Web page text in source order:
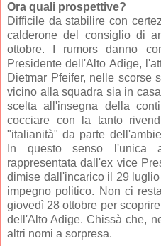
Ora quali prospettive?
Difficile da stabilire con
calderone del consiglio di
ottobre. I rumors danno
Presidente dell'Alto Adige,
Dietmar Pfeifer, nelle scorse
vicino alla squadra sia in
scelta all'insegna della
cocciare con la tanto
"italianità" da parte
In questo senso l'unica
rappresentata dall'ex vice
dimise dall'incarico il 29
impegno politico. Non ci
giovedì 28 ottobre per
dell'Alto Adige. Chissà che,
altri nomi a sorpresa.